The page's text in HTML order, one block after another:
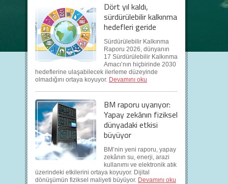
Dört yıl kaldı,
sürdürülebilir kalkınma
hedefleri geride
Sürdürülebilir Kalkınma
Raporu 2026, dünyanın
17 Sürdürülebilir Kalkınma
Amacı’nın hiçbirinde 2030
hedeflerine ulaşabilecek ilerleme düzeyinde
olmadığını ortaya koyuyor. Devamını oku
BM raporu uyarıyor:
Yapay zekânın fiziksel
dünyadaki etkisi
büyüyor
BM’nin yeni raporu, yapay
zekânın su, enerji, arazi
kullanımı ve elektronik atık
üzerindeki etkilerini ortaya koyuyor. Dijital
dönüşümün fiziksel maliyeti büyüyor. Devamını oku